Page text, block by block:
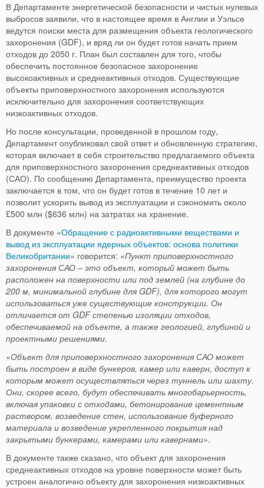
В Департаменте энергетической безопасности и чистых нулевых
выбросов заявили, что в настоящее время в Англии и Уэльсе
ведутся поиски места для размещения объекта геологического
захоронения (GDF), и вряд ли он будет готов начать прием
отходов до 2050 г. План был составлен для того, чтобы
обеспечить постоянное безопасное захоронение
высокоактивных и среднеактивных отходов. Существующие
объекты приповерхностного захоронения используются
исключительно для захоронения соответствующих
низкоактивных отходов.
Но после консультации, проведенной в прошлом году,
Департамент опубликовал свой ответ и обновленную стратегию,
которая включает в себя строительство предлагаемого объекта
для приповерхностного захоронения среднеактивных отходов
(САО). По сообщению Департамента, преимущество проекта
заключается в том, что он будет готов в течение 10 лет и
позволит ускорить вывод из эксплуатации и сэкономить около
£500 млн ($636 млн) на затратах на хранение.
В документе «Обращение с радиоактивными веществами и
вывод из эксплуатации ядерных объектов: основа политики
Великобритании» говорится: «Пункт приповерхностного
захоронения САО – это объект, который может быть
расположен на поверхности или под землей (на глубине до
200 м, минимальной глубине для GDF), для которого могут
использоваться уже существующие конструкции. Он
отличается от GDF степенью изоляции отходов,
обеспечиваемой на объекте, а также геологией, глубиной и
проектными решениями.
«Объект для приповерхностного захоронения САО может
быть построен в виде бункеров, камер или каверн, доступ к
которым может осуществляться через туннель или шахту.
Они, скорее всего, будут обеспечивать многобарьерность,
включая упаковки с отходами, бетонирование цементным
раствором, возведение стен, использование буферного
материала и возведение укрепленного покрытия над
закрытыми бункерами, камерами или кавернами».
В документе также сказано, что объект для захоронения
среднеактивных отходов на уровне поверхности может быть
устроен аналогично объекту для захоронения низкоактивных